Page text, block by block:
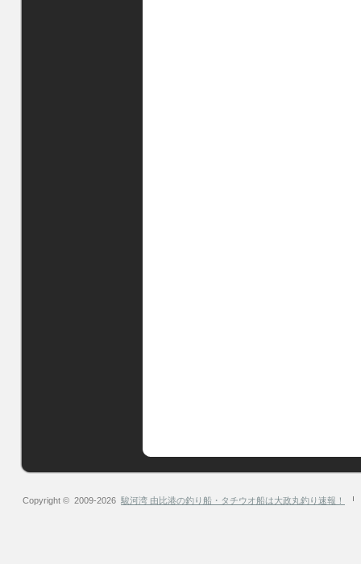
Copyright © 2009-2026 駿河湾 由比港の釣り船・タチウオ船は大政丸釣り速報！